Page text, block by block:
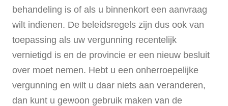
behandeling is of als u binnenkort een aanvraag
wilt indienen. De beleidsregels zijn dus ook van
toepassing als uw vergunning recentelijk
vernietigd is en de provincie er een nieuw besluit
over moet nemen. Hebt u een onherroepelijke
vergunning en wilt u daar niets aan veranderen,
dan kunt u gewoon gebruik maken van de